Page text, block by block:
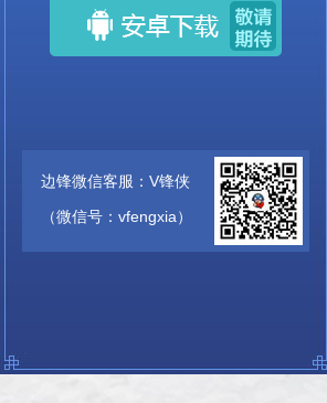
边锋微信客服：V锋侠
（微信号：vfengxia）